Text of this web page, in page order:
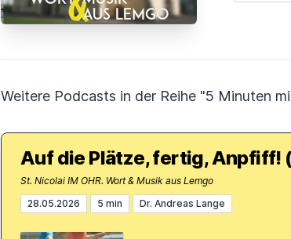
Weitere Podcasts in der Reihe "5 Minuten
Auf die Plätze, fertig, Anpfiff!
St. Nicolai IM OHR. Wort & Musik aus Lemgo
28.05.2026
5 min Dr. Andreas Lange